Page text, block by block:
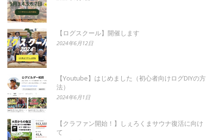
【ログスクール】開催します
2024年6月12日
【Youtube】はじめました（初心者向けログDIYの方
法）
2024年6月1日
【クラファン開始！】しぇろくまサウナ復活に向け
て